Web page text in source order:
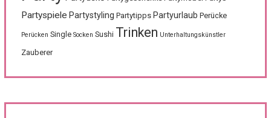
Partyspiele Partystyling Partytipps Partyurlaub Perücke
Perücken Single Socken Sushi Trinken Unterhaltungskünstler
Zauberer